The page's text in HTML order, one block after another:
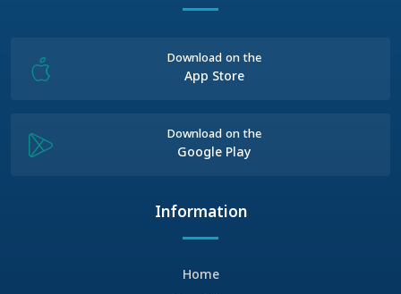
Download on the
App Store
Download on the
Google Play
Information
Home